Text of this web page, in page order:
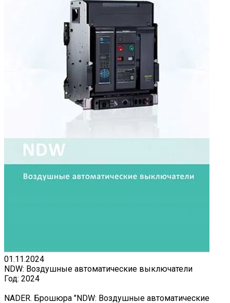
01.11.2024
NDW: Воздушные автоматические выключатели
Год: 2024
NADER. Брошюра "NDW: Воздушные автоматические